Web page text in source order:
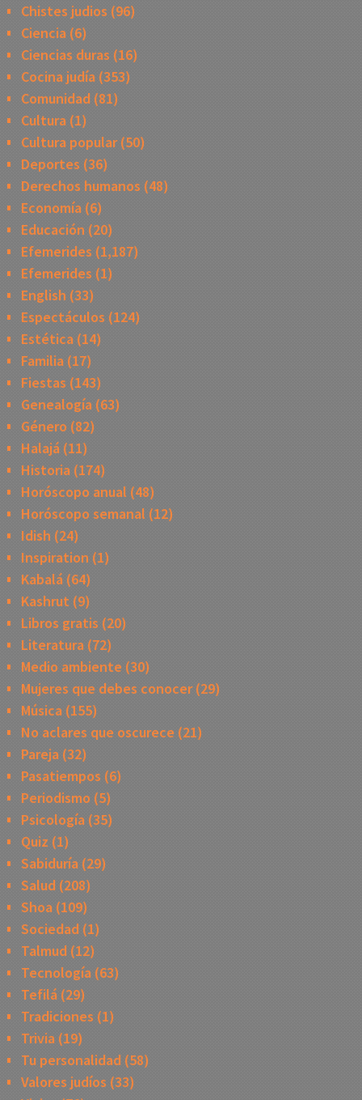
Chistes judios (96)
Ciencia(6)
Ciencias duras (16)
Cocina judía(353)
Comunidad(81)
Cultura(1)
Cultura popular(50)
Deportes (36)
Derechos humanos (48)
Economía(6)
Educación (20)
Efemerides (1,187)
Efemerides (1)
English (33)
Espectáculos (124)
Estética(14)
Familia(17)
Fiestas (143)
Genealogía(63)
Género (82)
Halajá(11)
Historia(174)
Horóscopo anual (48)
Horóscopo semanal (12)
Idish (24)
Inspiration (1)
Kabalá(64)
Kashrut (9)
Libros gratis (20)
Literatura(72)
Medio ambiente (30)
Mujeres que debes conocer(29)
Música(155)
No aclares que oscurece (21)
Pareja(32)
Pasatiempos (6)
Periodismo (5)
Psicología(35)
Quiz (1)
Sabiduría(29)
Salud (208)
Shoa(109)
Sociedad(1)
Talmud (12)
Tecnología(63)
Tefilá(29)
Tradiciones (1)
Trivia(19)
Tu personalidad(58)
Valores judíos (33)